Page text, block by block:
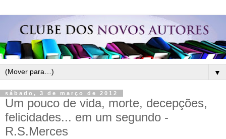
▼
sábado, 3 de março de 2012
Um pouco de vida, morte, decepções,
felicidades... em um segundo -
R.S.Merces